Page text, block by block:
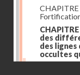
CHAPITRE
des
des lignes
occultes
Des lignes